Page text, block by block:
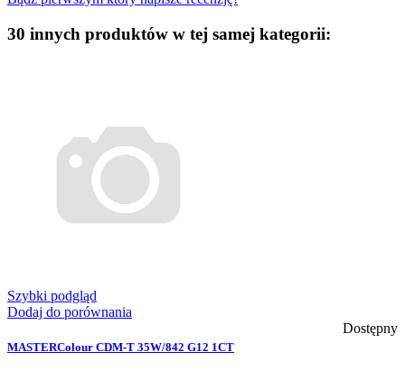
30 innych produktów w tej samej kategorii:
Szybki podgląd
Dodaj do porównania
Dostępny
MASTERColour CDM-T 35W/842 G12 1CT